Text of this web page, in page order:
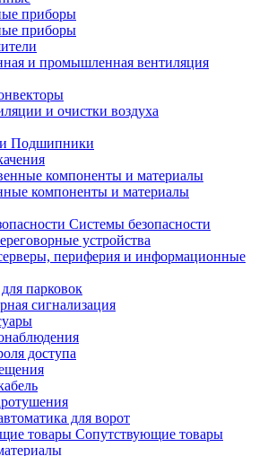
приборы
приборы
и промышленная вентиляция
и очистки воздуха
Подшипники
компоненты и материалы
Системы безопасности
устройства
периферия и информационные
парковок
сигнализация
доступа
для ворот
Сопутствующие товары